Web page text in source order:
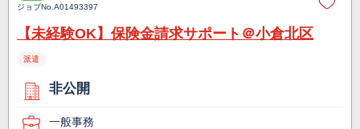
ジョブNo.A01493397
【未経験OK】保険金請求サポート＠小倉北区
派遣
非公開
一般事務